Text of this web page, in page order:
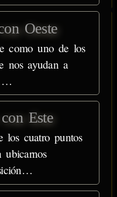
Oeste
como uno de los
nos ayudan a
…
Este
los cuatro puntos
ubicarnos